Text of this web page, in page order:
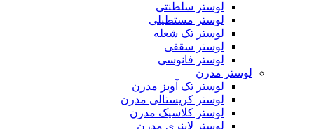
لوستر سلطنتی
لوستر مستطیلی
لوستر تک شعله
لوستر سقفی
لوستر فانوسی
لوستر مدرن
لوستر تک آویز مدرن
لوستر کریستالی مدرن
لوستر کلاسیک مدرن
لوستر لاینری مدرن